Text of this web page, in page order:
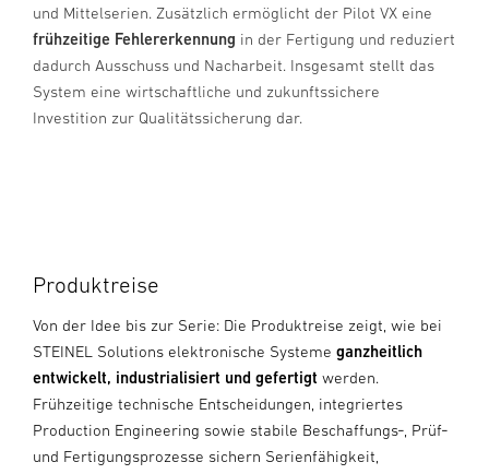
und Mittelserien. Zusätzlich ermöglicht der Pilot VX eine
frühzeitige Fehlererkennung in der Fertigung und reduziert
dadurch Ausschuss und Nacharbeit. Insgesamt stellt das
System eine wirtschaftliche und zukunftssichere
Investition zur Qualitätssicherung dar.
Produktreise
Von der Idee bis zur Serie: Die Produktreise zeigt, wie bei
STEINEL Solutions elektronische Systeme ganzheitlich
entwickelt, industrialisiert und gefertigt werden.
Frühzeitige technische Entscheidungen, integriertes
Production Engineering sowie stabile Beschaffungs‑, Prüf‑
und Fertigungsprozesse sichern Serienfähigkeit,